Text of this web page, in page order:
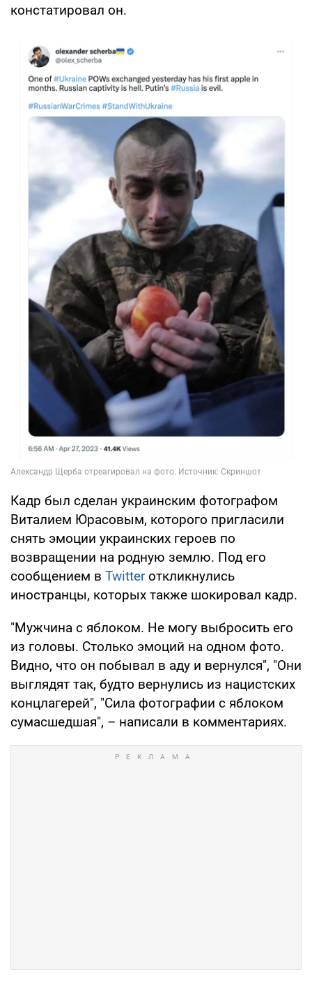
констатировал он.
Кадр был сделан украинским фотографом
Виталием Юрасовым, которого пригласили
снять эмоции украинских героев по
возвращении на родную землю. Под его
сообщением в Twitterоткликнулись
иностранцы, которых также шокировал кадр.
"Мужчина с яблоком. Не могу выбросить его
из головы. Столько эмоций на одном фото.
Видно, что он побывал в аду и вернулся", "Они
выглядят так, будто вернулись из нацистских
концлагерей", "Сила фотографии с яблоком
сумасшедшая", – написали в комментариях.